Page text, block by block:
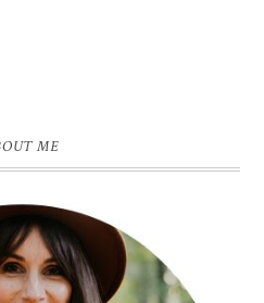
ME